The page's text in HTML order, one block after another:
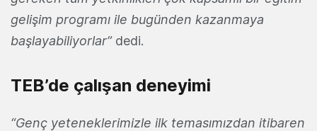
gelişim programı ile bugünden kazanmaya
başlayabiliyorlar” dedi.
TEB’de çalışan deneyimi
“Genç yeteneklerimizle ilk temasımızdan itibaren